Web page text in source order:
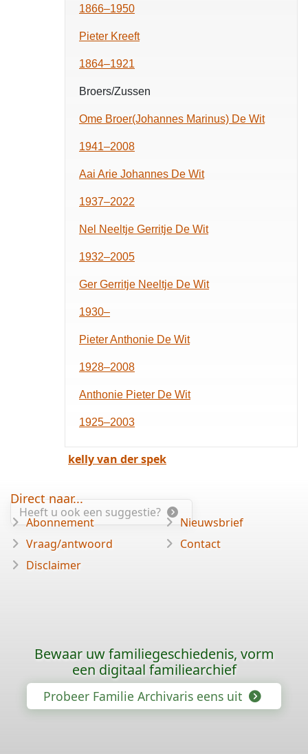
1866–1950
Pieter Kreeft
1864–1921
Broers/Zussen
Ome Broer(Johannes Marinus) De Wit
1941–2008
Aai Arie Johannes De Wit
1937–2022
Nel Neeltje Gerritje De Wit
1932–2005
Ger Gerritje Neeltje De Wit
1930–
Pieter Anthonie De Wit
1928–2008
Anthonie Pieter De Wit
1925–2003
kelly van der spek
Heeft u ook een suggestie?
Direct naar...
Abonnement
Vraag/antwoord
Disclaimer
Nieuwsbrief
Contact
Bewaar uw familiegeschiedenis, vorm
een digitaal familiearchief
Probeer Familie Archivaris eens uit